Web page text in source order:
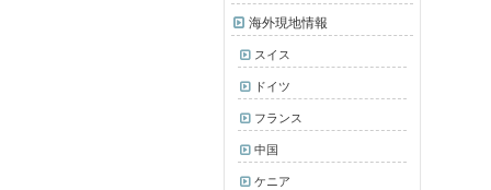
海外現地情報
スイス
ドイツ
フランス
中国
ケニア